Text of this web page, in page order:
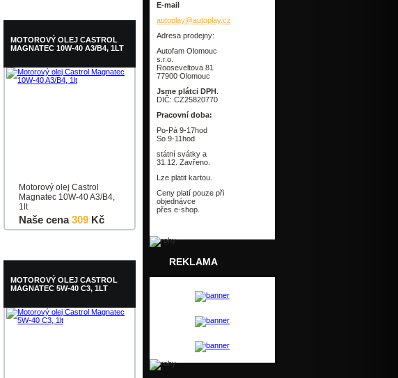
MOTOROVÝ OLEJ CASTROL
MAGNATEC 10W-40 A3/B4, 1LT
Motorový olej Castrol
Magnatec 10W-40 A3/B4,
1lt
Naše cena309 Kč
MOTOROVÝ OLEJ CASTROL
MAGNATEC 5W-40 C3, 1LT
E-mail
autoplay@autoplay.cz
Adresa prodejny:
Autofam Olomouc
s.r.o.
Rooseveltova 81
77900 Olomouc
Jsme plátci DPH
DIČ: CZ25820770
Pracovní doba:
Po-Pá 9-17hod
So 9-11hod
státní svátky a
31.12. Zavřeno.
Lze platit kartou.
Ceny platí pouze při
objednávce
přes e-shop.
REKLAMA